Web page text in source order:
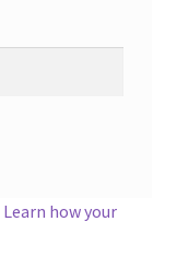
Learn how your